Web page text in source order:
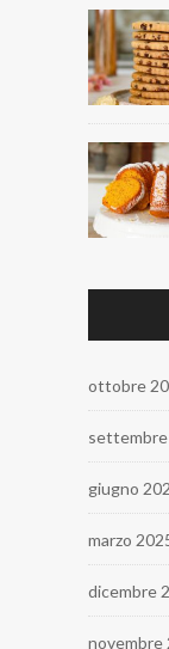
ottobre
giugno
marzo
dicembre
novembre